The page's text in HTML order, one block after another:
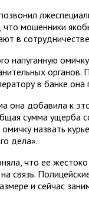
что мошенники
в
напуганную
в банке
она добавила к
сумма ущерба
омичку назвать
дела».
что ее
связь.
и сейчас